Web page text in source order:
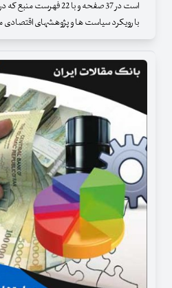
است در 37 صفحه و با 22
با رویکرد سیاست ها و پژوهشهای اقتصادی